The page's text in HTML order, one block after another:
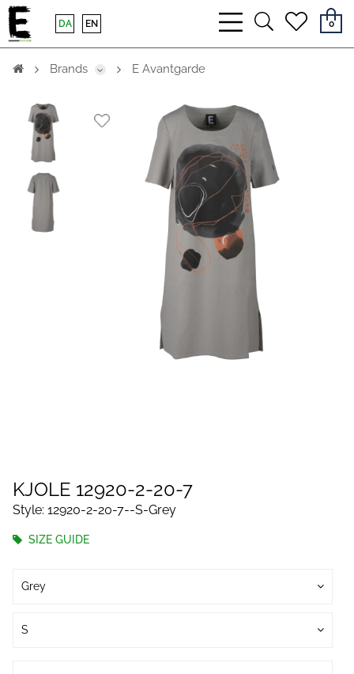
bars
light
searchheart
0
DA EN
Brands E Avantgarde
KJOLE 12920-2-20-7
Style: 12920-2-20-7--S-Grey
SIZE GUIDE
Grey
S